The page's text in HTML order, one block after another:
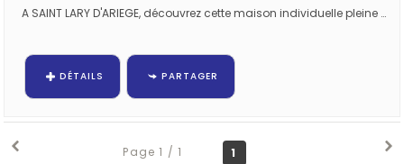
A SAINT LARY D'ARIEGE, découvrez cette maison individuelle pleine de charme, implantée sur un terrain attenant de presque 1 000 m²,...
DÉTAILS PARTAGER
Page 1 / 1 1